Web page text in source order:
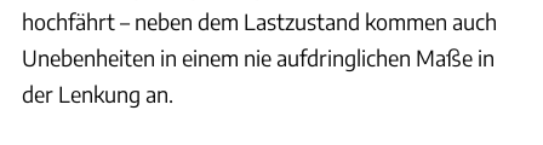
hochfährt – neben dem Lastzustand kommen auch
Unebenheiten in einem nie aufdringlichen Maße in
der Lenkung an.